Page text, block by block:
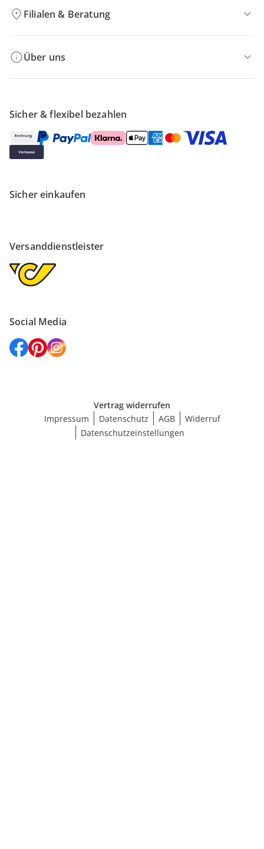
Filialen & Beratung
Über uns
Sicher & flexibel bezahlen
Sicher einkaufen
Versanddienstleister
Social Media
Vertrag widerrufen
Impressum
Datenschutz AGB
Widerruf
Datenschutzeinstellungen